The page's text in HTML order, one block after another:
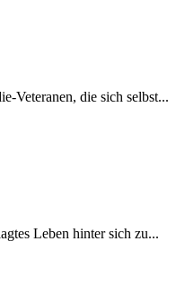
Veteranen, die sich selbst...
Leben hinter sich zu...